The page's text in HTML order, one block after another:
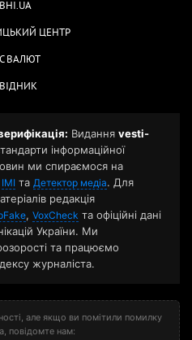
ЦЕНТР
ВАЛЮТ
Видання vesti-
інформаційної
ми спираємося на
ІМІ та Детектор медіа. Для
редакція
, VoxCheck та офіційні дані
України. Ми
та працюємо
журналіста.
але якщо ви помітили помилку
повідомте нам: